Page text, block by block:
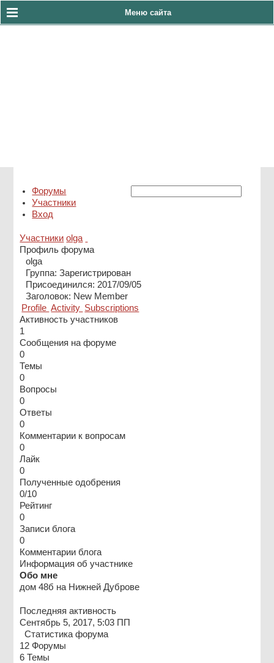
Меню сайта
Форумы
Участники
Вход
Участники olga
Профиль форума
olga
Группа: Зарегистрирован
Присоединился: 2017/09/05
Заголовок: New Member
Profile Activity Subscriptions
Активность участников
1
Сообщения на форуме
0
Темы
0
Вопросы
0
Ответы
0
Комментарии к вопросам
0
Лайк
0
Полученные одобрения
0/10
Рейтинг
0
Записи блога
0
Комментарии блога
Информация об участнике
Обо мне
дом 48б на Нижней Дуброве
Последняя активность
Сентябрь 5, 2017, 5:03 ПП
Статистика форума
12 Форумы
6 Темы